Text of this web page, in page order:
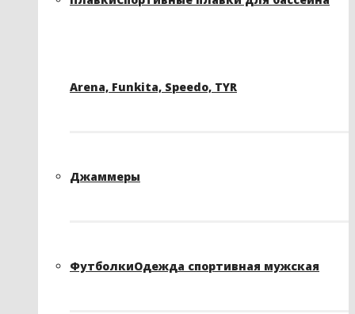
Arena, Funkita, Speedo, TYR
Джаммеры
ФутболкиОдежда спортивная мужская